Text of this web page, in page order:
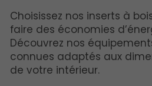
Choisissez nos inserts à
faire des économies
Découvrez nos
connues adaptés aux
de votre intérieur.